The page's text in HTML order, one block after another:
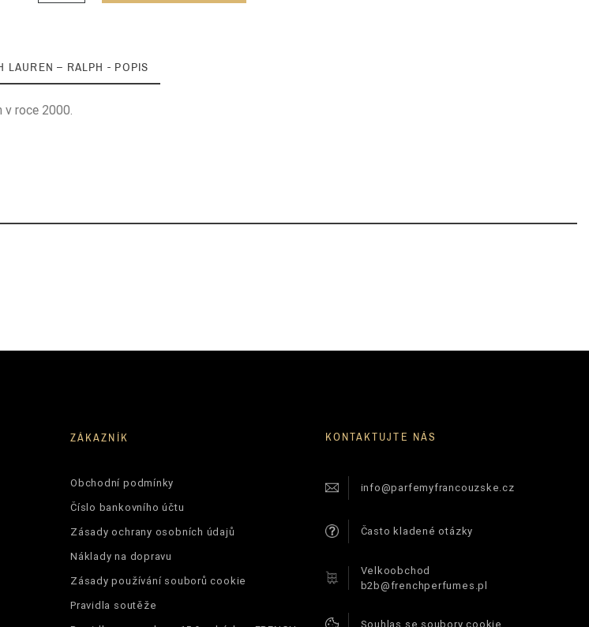
LAUREN – RALPH - POPIS
roce 2000.
ZÁKAZNÍK
Obchodní podmínky
Číslo bankovního účtu
Zásady ochrany osobních údajů
Náklady na dopravu
Zásady používání souborů cookie
Pravidla soutěže
KONTAKTUJTE NÁS
info@parfemyfrancouzske.cz
Často kladené otázky
Velkoobchod
b2b@frenchperfumes.pl